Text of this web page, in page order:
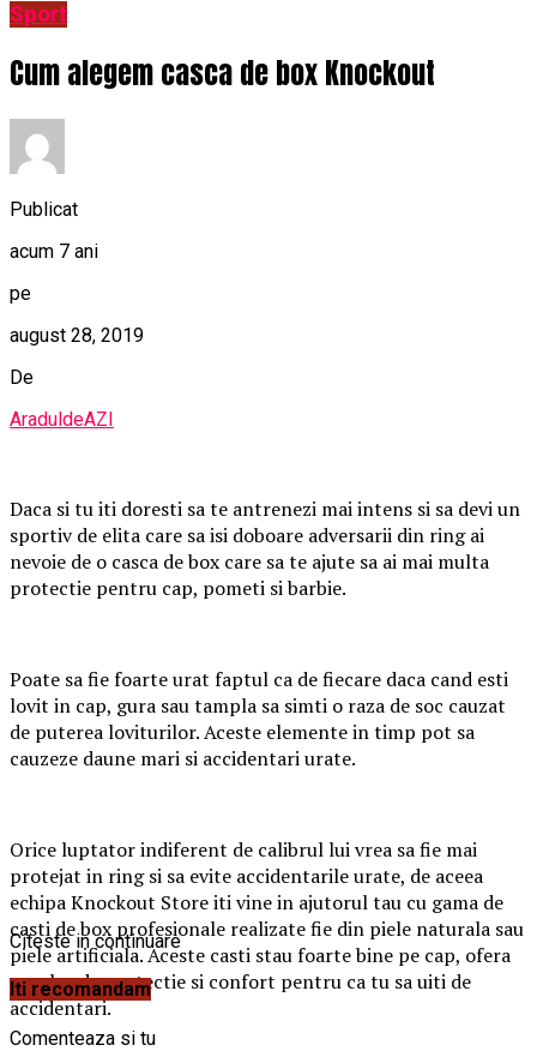
Sport
Cum alegem casca de box Knockout
Publicat
acum 7 ani
pe
august 28, 2019
De
AraduldeAZI
Daca si tu iti doresti sa te antrenezi mai intens si sa devi un
sportiv de elita care sa isi doboare adversarii din ring ai
nevoie de o casca de box care sa te ajute sa ai mai multa
protectie pentru cap, pometi si barbie.
Poate sa fie foarte urat faptul ca de fiecare daca cand esti
lovit in cap, gura sau tampla sa simti o raza de soc cauzat
de puterea loviturilor. Aceste elemente in timp pot sa
cauzeze daune mari si accidentari urate.
Orice luptator indiferent de calibrul lui vrea sa fie mai
protejat in ring si sa evite accidentarile urate, de aceea
echipa Knockout Store iti vine in ajutorul tau cu gama de
casti de box profesionale realizate fie din piele naturala sau
piele artificiala. Aceste casti stau foarte bine pe cap, ofera
un plus de protectie si confort pentru ca tu sa uiti de
accidentari.
Citeste in continuare
Iti recomandam
Comenteaza si tu